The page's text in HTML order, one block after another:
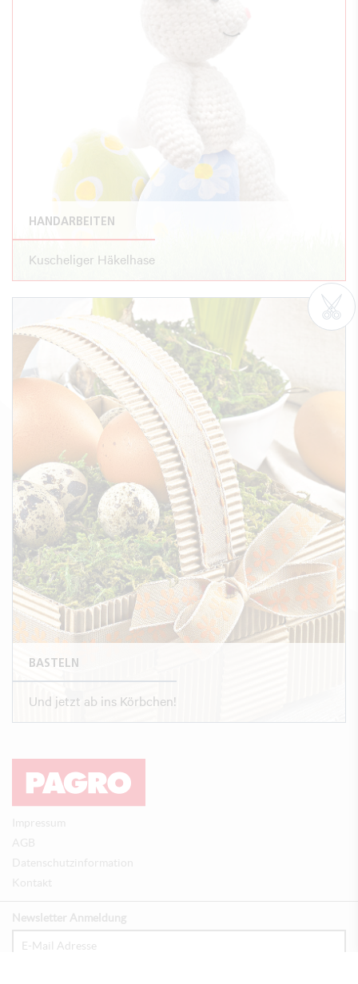
HANDARBEITEN
Kuscheliger Häkelhase
BASTELN
Und jetzt ab ins Körbchen!
Impressum
AGB
Datenschutzinformation
Kontakt
Newsletter Anmeldung